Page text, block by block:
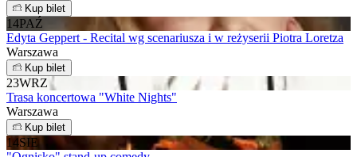
Kup bilet
14PAŹ
Edyta Geppert - Recital wg scenariusza i w reżyserii Piotra Loretza
Warszawa
Kup bilet
23WRZ
Trasa koncertowa "White Nights"
Warszawa
Kup bilet
14SIE